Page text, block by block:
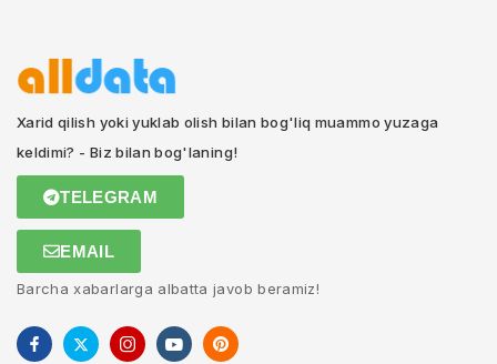
Xarid qilish yoki yuklab olish bilan bog'liq muammo yuzaga
keldimi? - Biz bilan bog'laning!
TELEGRAM
EMAIL
Barcha xabarlarga albatta javob beramiz!